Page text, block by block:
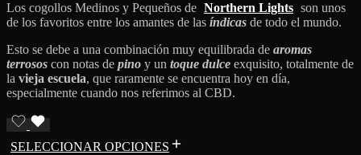
Los cogollos Medinos y Pequeños de Northern Lights son unos
de los favoritos entre los amantes de las índicas de todo el mundo.
Esto se debe a una combinación muy equilibrada de aromas
terrosos con notas de pino y un toque dulce exquisito, totalmente de
la vieja escuela, que raramente se encuentra hoy en día,
especialmente cuando nos referimos al CBD.
SELECCIONAR OPCIONES